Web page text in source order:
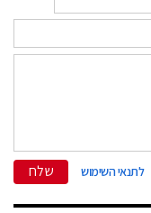
לתנאי השימוש שלח